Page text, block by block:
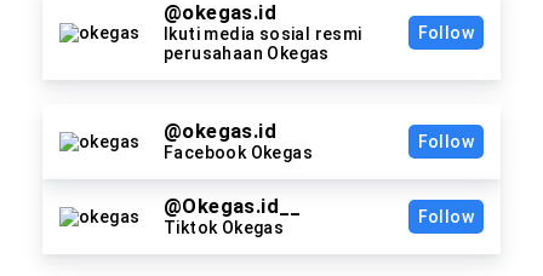
@okegas.id
Ikuti media sosial resmi
perusahaan Okegas
Follow
@okegas.id
Facebook Okegas
Follow
@Okegas.id__
Tiktok Okegas
Follow